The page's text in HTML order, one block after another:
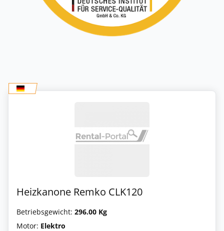
Heizkanone Remko CLK120
Betriebsgewicht: 296.00 Kg
Motor: Elektro